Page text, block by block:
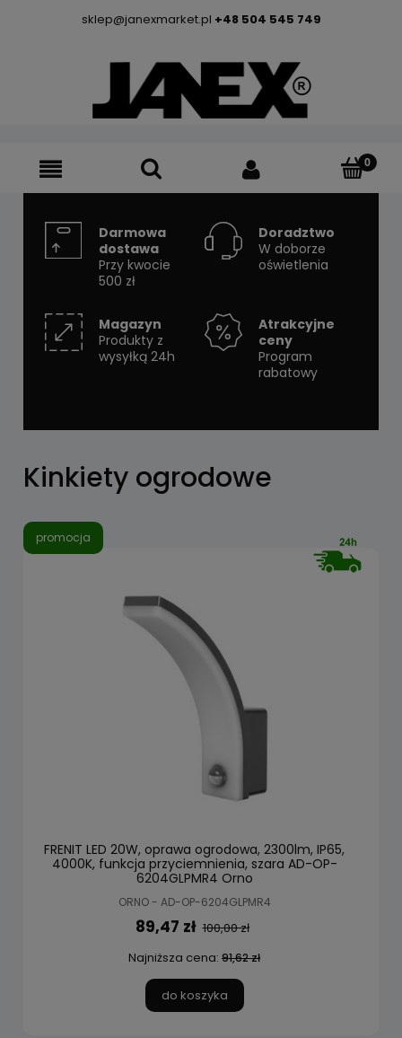
sklep@janexmarket.pl +48 504 545 749
Darmowa
dostawa
Przy kwocie
500 zł
Doradztwo
W doborze
oświetlenia
Magazyn
Produkty z
wysyłką 24h
Atrakcyjne
ceny
Program
rabatowy
Kinkiety ogrodowe
FRENIT LED 20W, oprawa ogrodowa, 2300lm, IP65,
4000K, funkcja przyciemnienia, szara AD-OP-
6204GLPMR4 Orno
ORNO - AD-OP-6204GLPMR4
89,47 zł 100,00 zł
Najniższa cena: 91,62 zł
do koszyka
promocja